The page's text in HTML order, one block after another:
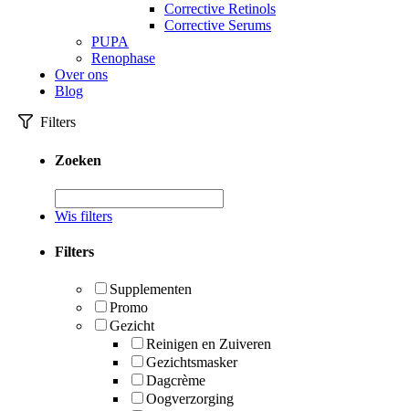
Corrective Retinols
Corrective Serums
PUPA
Renophase
Over ons
Blog
Filters
Zoeken
Wis filters
Filters
Supplementen
Promo
Gezicht
Reinigen en Zuiveren
Gezichtsmasker
Dagcrème
Oogverzorging